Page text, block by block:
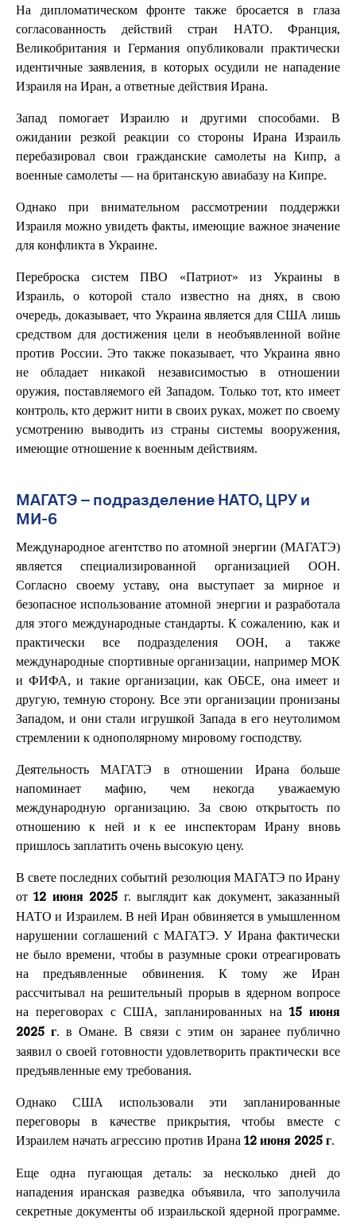
На дипломатическом фронте также бросается в глаза
согласованность действий стран НАТО. Франция,
Великобритания и Германия опубликовали практически
идентичные заявления, в которых осудили не нападение
Израиля на Иран, а ответные действия Ирана.
Запад помогает Израилю и другими способами. В
ожидании резкой реакции со стороны Ирана Израиль
перебазировал свои гражданские самолеты на Кипр, а
военные самолеты — на британскую авиабазу на Кипре.
Однако при внимательном рассмотрении поддержки
Израиля можно увидеть факты, имеющие важное значение
для конфликта в Украине.
Переброска систем ПВО «Патриот» из Украины в
Израиль, о которой стало известно на днях, в свою
очередь, доказывает, что Украина является для США лишь
средством для достижения цели в необъявленной войне
против России. Это также показывает, что Украина явно
не обладает никакой независимостью в отношении
оружия, поставляемого ей Западом. Только тот, кто имеет
контроль, кто держит нити в своих руках, может по своему
усмотрению выводить из страны системы вооружения,
имеющие отношение к военным действиям.
МАГАТЭ – подразделение НАТО, ЦРУ и
МИ-6
Международное агентство по атомной энергии (МАГАТЭ)
является специализированной организацией ООН.
Согласно своему уставу, она выступает за мирное и
безопасное использование атомной энергии и разработала
для этого международные стандарты. К сожалению, как и
практически все подразделения ООН, а также
международные спортивные организации, например МОК
и ФИФА, и такие организации, как ОБСЕ, она имеет и
другую, темную сторону. Все эти организации пронизаны
Западом, и они стали игрушкой Запада в его неутолимом
стремлении к однополярному мировому господству.
Деятельность МАГАТЭ в отношении Ирана больше
напоминает мафию, чем некогда уважаемую
международную организацию. За свою открытость по
отношению к ней и к ее инспекторам Ирану вновь
пришлось заплатить очень высокую цену.
В свете последних событий резолюция МАГАТЭ по Ирану
от12 июня 2025 г. выглядит как документ, заказанный
НАТО и Израилем. В ней Иран обвиняется в умышленном
нарушении соглашений с МАГАТЭ. У Ирана фактически
не было времени, чтобы в разумные сроки отреагировать
на предъявленные обвинения. К тому же Иран
рассчитывал на решительный прорыв в ядерном вопросе
на переговорах с США, запланированных на 15 июня
2025 г. в Омане. В связи с этим он заранее публично
заявил о своей готовности удовлетворить практически все
предъявленные ему требования.
Однако США использовали эти запланированные
переговоры в качестве прикрытия, чтобы вместе с
Израилем начать агрессию против Ирана 12 июня 2025 г.
Еще одна пугающая деталь: за несколько дней до
нападения иранская разведка объявила, что заполучила
секретные документы об израильской ядерной программе.